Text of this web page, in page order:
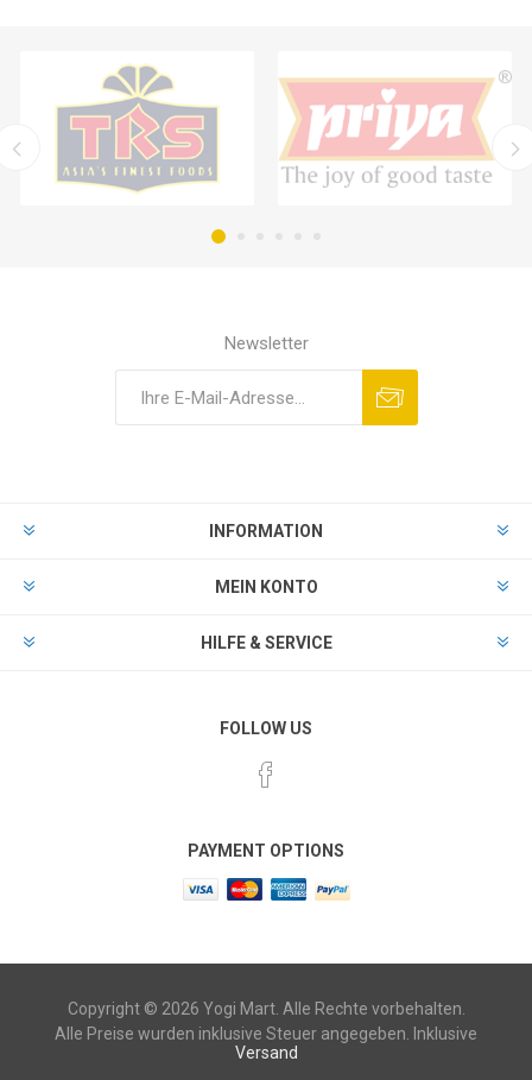
Newsletter
INFORMATION
MEIN KONTO
HILFE & SERVICE
FOLLOW US
PAYMENT OPTIONS
Copyright © 2026 Yogi Mart. Alle Rechte vorbehalten.
Alle Preise wurden inklusive Steuer angegeben. Inklusive
Versand